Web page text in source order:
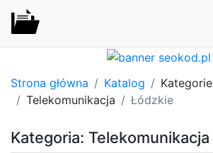
Strona główna Katalog Kategorie
Telekomunikacja
Łódzkie
Kategoria: Telekomunikacja